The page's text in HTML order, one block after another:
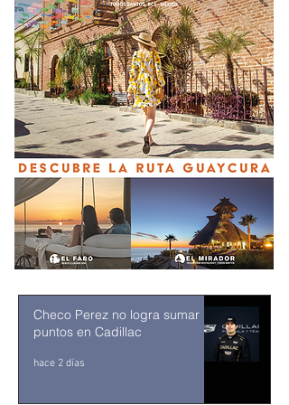
Checo Perez no logra sumar
puntos en Cadillac
hace 2 días